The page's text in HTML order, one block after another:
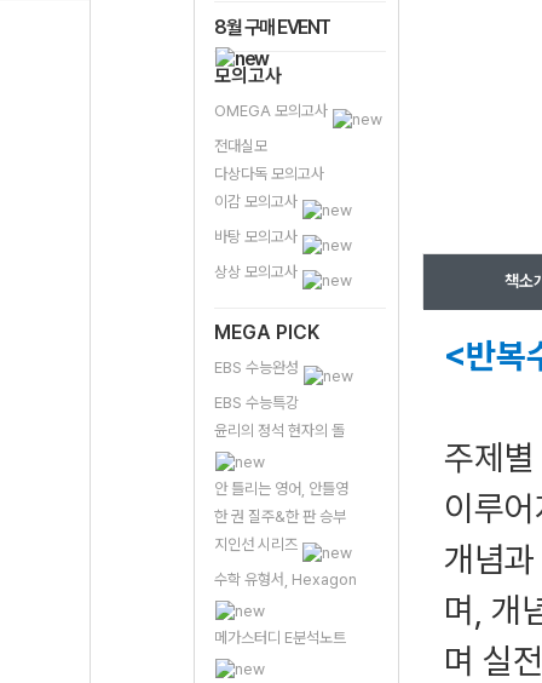
8월 구매 EVENT
모의고사
OMEGA 모의고사
전대실모
다상다독 모의고사
이감 모의고사
바탕 모의고사
상상 모의고사
MEGA PICK
EBS 수능완성
EBS 수능특강
윤리의 정석 현자의 돌
안 틀리는 영어, 안틀영
한 권 질주&한 판 승부
지인선 시리즈
수학 유형서, Hexagon
메가스터디 E분석노트
책소
<반복
주제
이루
개념
며, 개
며 실